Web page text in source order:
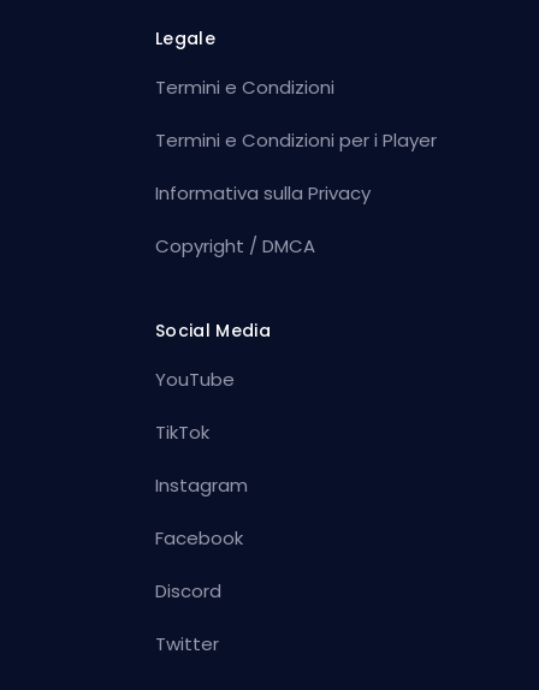
Legale
Termini e Condizioni
Termini e Condizioni per i Player
Informativa sulla Privacy
Copyright / DMCA
Social Media
YouTube
TikTok
Instagram
Facebook
Discord
Twitter